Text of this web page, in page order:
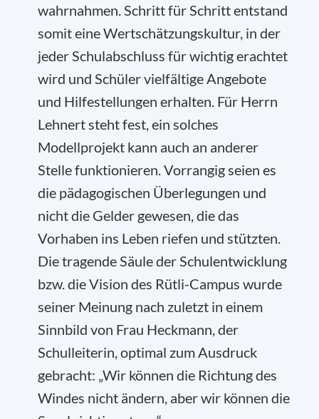
wahrnahmen. Schritt für Schritt entstand
somit eine Wertschätzungskultur, in der
jeder Schulabschluss für wichtig erachtet
wird und Schüler vielfältige Angebote
und Hilfestellungen erhalten. Für Herrn
Lehnert steht fest, ein solches
Modellprojekt kann auch an anderer
Stelle funktionieren. Vorrangig seien es
die pädagogischen Überlegungen und
nicht die Gelder gewesen, die das
Vorhaben ins Leben riefen und stützten.
Die tragende Säule der Schulentwicklung
bzw. die Vision des Rütli-Campus wurde
seiner Meinung nach zuletzt in einem
Sinnbild von Frau Heckmann, der
Schulleiterin, optimal zum Ausdruck
gebracht: „Wir können die Richtung des
Windes nicht ändern, aber wir können die